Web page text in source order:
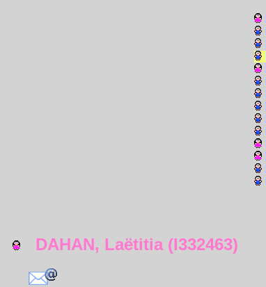
DAHAN, Laëtitia (I332463)